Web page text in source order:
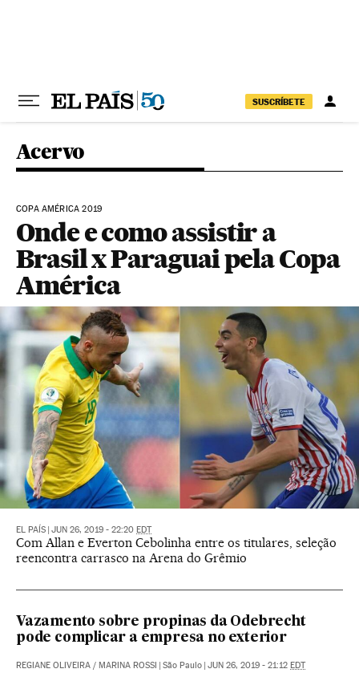
SUSCRÍBETE
Acervo
COPA AMÉRICA 2019
Onde e como assistir a
Brasil x Paraguai pela Copa
América
EL PAÍS JUN 26, 2019 - 22:20 EDT
Com Allan e Everton Cebolinha entre os titulares, seleção
reencontra carrasco na Arena do Grêmio
Vazamento sobre propinas da Odebrecht
pode complicar a empresa no exterior
REGIANE OLIVEIRA / MARINA ROSSI São Paulo JUN 26, 2019 - 21:12 EDT